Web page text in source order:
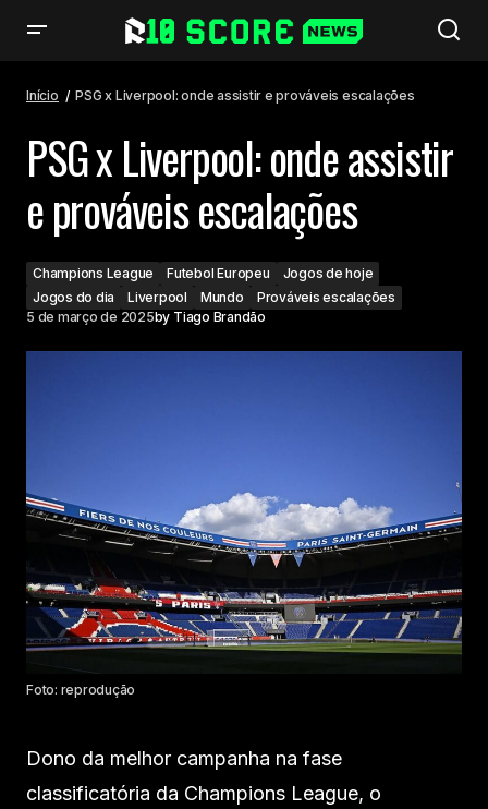
Início PSG x Liverpool: onde assistir e prováveis escalações
PSG x Liverpool: onde assistir
e prováveis escalações
Champions League Futebol Europeu
Jogos de hoje
Jogos do dia
Liverpool Mundo
Prováveis escalações
5 de março de 2025by Tiago Brandão
Foto: reprodução
Dono da melhor campanha na fase
classificatória da Champions League, o